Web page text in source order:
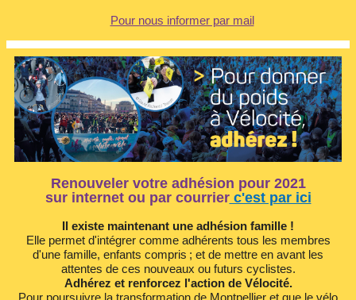
Pour nous informer par mail
Renouveler votre adhésion pour 2021
sur internet ou par courrierc'est par ici
Il existe maintenant une adhésion famille !
Elle permet d'intégrer comme adhérents tous les membres
d'une famille, enfants compris ; et de mettre en avant les
attentes de ces nouveaux ou futurs cyclistes.
Adhérez et renforcez l'action de Vélocité.
Pour poursuivre la transformation de Montpellier et que le vélo